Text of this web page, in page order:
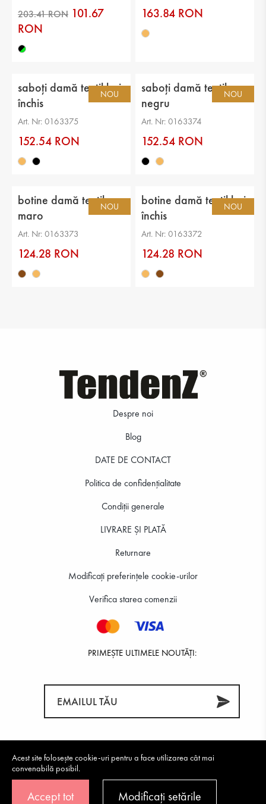
203.41 RON
101.67
RON
163.84 RON
NOU
saboți damă textil bej
închis
Art. Nr: 0163375
152.54 RON
NOU
saboți damă textil
negru
Art. Nr: 0163374
152.54 RON
NOU
botine damă textil
maro
Art. Nr: 0163373
124.28 RON
NOU
botine damă textil bej
închis
Art. Nr: 0163372
124.28 RON
Despre noi
Blog
DATE DE CONTACT
Politica de confidenţialitate
Condiții generale
LIVRARE ȘI PLATĂ
Returnare
Modificați preferințele cookie-urilor
Verifica starea comenzii
PRIMEȘTE ULTIMELE NOUTĂȚI:
Acest site folosește cookie-uri pentru a face utilizarea cât mai
convenabilă posibil.
Accept tot Modificați setările